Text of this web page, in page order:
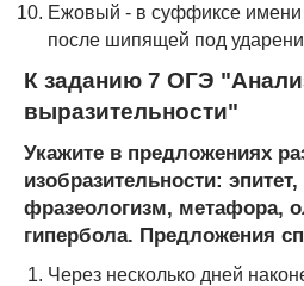
Ежовый - в суффиксе имени
после шипящей под
К заданию 7 ОГЭ
выразительности"
Укажите в предложениях
изобразительности:
фразеологизм, метафора,
гипербола. Предложения
Через несколько дней